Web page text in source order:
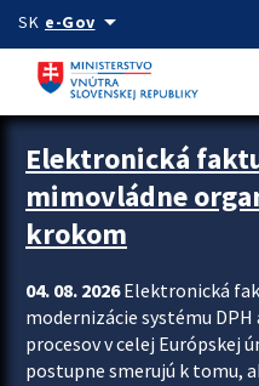
Preskocit na hlavný obsah
SK e-Govarrow_drop_down
Zastavit automatický posun
Elektronická
mimovládne
krokom
04. 08. 2026Elektronická
modernizácie systému
procesov v celej Európskej
postupne smerujú k tomu,